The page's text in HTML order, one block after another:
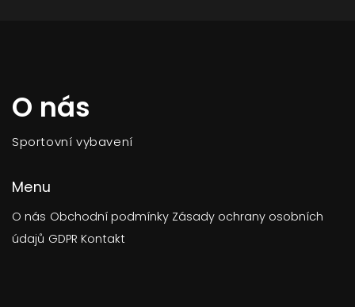
O nás
Sportovní vybavení
Menu
O nás Obchodní podmínky Zásady ochrany osobních
údajů GDPR Kontakt